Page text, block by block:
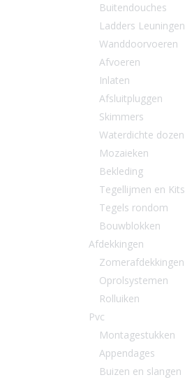
Buitendouches
Ladders Leuningen
Wanddoorvoeren
Afvoeren
Inlaten
Afsluitpluggen
Skimmers
Waterdichte dozen
Mozaieken
Bekleding
Tegellijmen en Kits
Tegels rondom
Bouwblokken
Afdekkingen
Zomerafdekkingen
Oprolsystemen
Rolluiken
Pvc
Montagestukken
Appendages
Buizen en slangen